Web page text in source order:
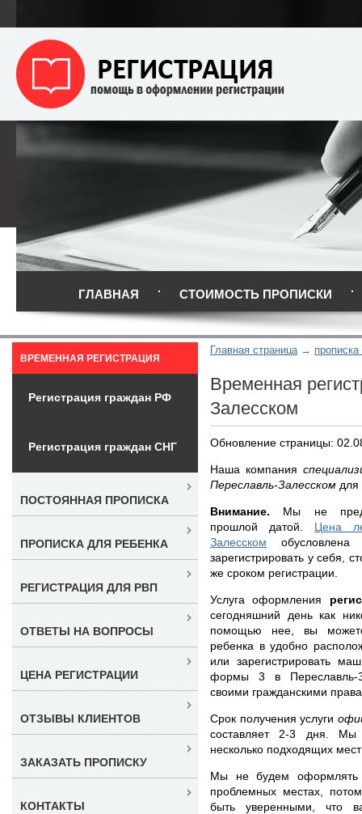
ГЛАВНАЯ СТОИМОСТЬ ПРОПИСКИ
Главная страница
Временная
Залесском
Обновление страницы:
Наша компания
Переславль-Залесском для
Внимание. Мы не
прошлой датой. Цена
Залесском обусловлена
зарегистрировать у себя,
же сроком регистрации.
Услуга оформления
сегодняшний день как
помощью нее, вы можете
ребенка в удобно
или зарегистрировать
формы 3 в Переславль-
своими гражданскими
Срок получения услуги
составляет 2-3 дня. Мы
несколько подходящих
Мы не будем оформлять
проблемных местах,
быть уверенными, что
ВРЕМЕННАЯ РЕГИСТРАЦИЯ
Регистрация граждан РФ
Регистрация граждан СНГ
ПОСТОЯННАЯ ПРОПИСКА
ПРОПИСКА ДЛЯ РЕБЕНКА
РЕГИСТРАЦИЯ ДЛЯ РВП
ОТВЕТЫ НА ВОПРОСЫ
ЦЕНА РЕГИСТРАЦИИ
ОТЗЫВЫ КЛИЕНТОВ
ЗАКАЗАТЬ ПРОПИСКУ
КОНТАКТЫ